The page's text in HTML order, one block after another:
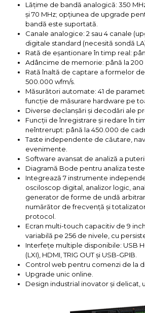
Lățime de bandă analogică: 350
și 70 MHz; opțiunea de upgrade
bandă este suportată.
Canale analogice: 2 sau 4 canale
digitale standard (necesită sondă
Rată de eșantionare în timp real:
Adâncime de memorie: până la 200
Rată înaltă de captare a formelor
500.000 wfm/s.
Măsurători automate: 41 de
funcție de măsurare hardware pe
Diverse declanșări și decodări ale
Funcții de înregistrare și redare în
neîntrerupt: până la 450.000 de
Taste independente de căutare,
evenimente.
Software avansat de analiză a
Diagramă Bode pentru analiza
Integrează 7 instrumente
osciloscop digital, analizor logic,
generator de forme de undă
numărător de frecvență și
protocol.
Ecran multi-touch capacitiv de 9
variabilă pe 256 de nivele, cu
Interfețe multiple disponibile: USB
(LXI), HDMI, TRIG OUT și USB-GPIB.
Control web pentru comenzi de la
Upgrade unic online.
Design industrial inovator și delicat,